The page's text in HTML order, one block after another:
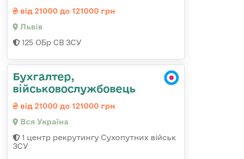
від 21000 до 121000 грн
Львів
125 ОБр СВ ЗСУ
Бухгалтер,
військовослужбовець
від 21000 до 121000 грн
Вся Україна
1 центр рекрутингу Сухопутних військ
ЗСУ